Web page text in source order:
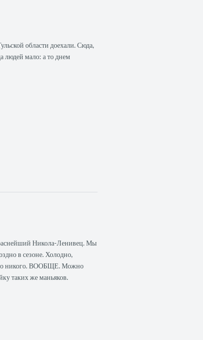
области доехали. Сюда,
людей мало: а то днем
Никола-Ленивец. Мы
в сезоне. Холодно,
никого. ВООБЩЕ. Можно
таких же маньяков.